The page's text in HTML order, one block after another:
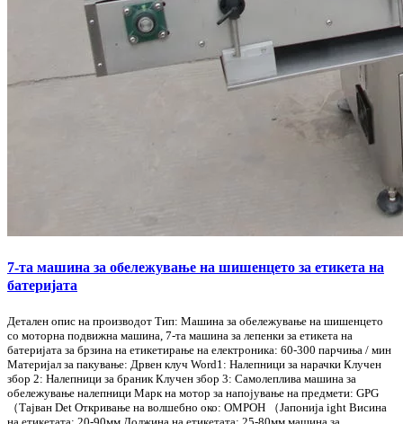
7-та машина за обележување на шишенцето за етикета на
батеријата
Детален опис на производот Тип: Машина за обележување на шишенцето
со моторна подвижна машина, 7-та машина за лепенки за етикета на
батеријата за брзина на етикетирање на електроника: 60-300 парчиња / мин
Материјал за пакување: Дрвен клуч Word1: Налепници за нарачки Клучен
збор 2: Налепници за браник Клучен збор 3: Самолеплива машина за
обележување налепници Марк на мотор за напојување на предмети: GPG
（Тајван Det Откривање на волшебно око: ОМРОН （Јапонија ight Висина